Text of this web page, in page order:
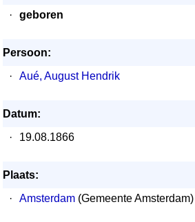
·
geboren
Persoon:
·
Aué, August Hendrik
Datum:
·
19.08.1866
Plaats:
·
Amsterdam (Gemeente Amsterdam)